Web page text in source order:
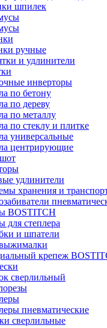
шпилек
ручные
и удлинители
инверторы
по бетону
по дереву
по металлу
по стеклу и плитке
универсальные
центрирующие
удлинители
хранения и
BOSTITCH
для степлера
и шпатели
крепеж
сверлильный
пневматические
сверлильные